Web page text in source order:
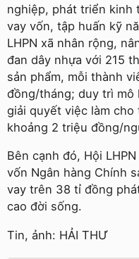
nghiệp, phát triển kinh
vay vốn, tập huấn kỹ
LHPN xã nhân rộng,
đan dây nhựa với 215
sản phẩm, mỗi thành
đồng/tháng; duy trì mô
giải quyết việc làm
khoảng 2 triệu đồng/
Bên cạnh đó, Hội
vốn Ngân hàng Chính
vay trên 38 tỉ đồng
cao đời sống.
Tin, ảnh: HẢI THƯ